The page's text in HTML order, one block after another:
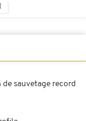
sauvetage record